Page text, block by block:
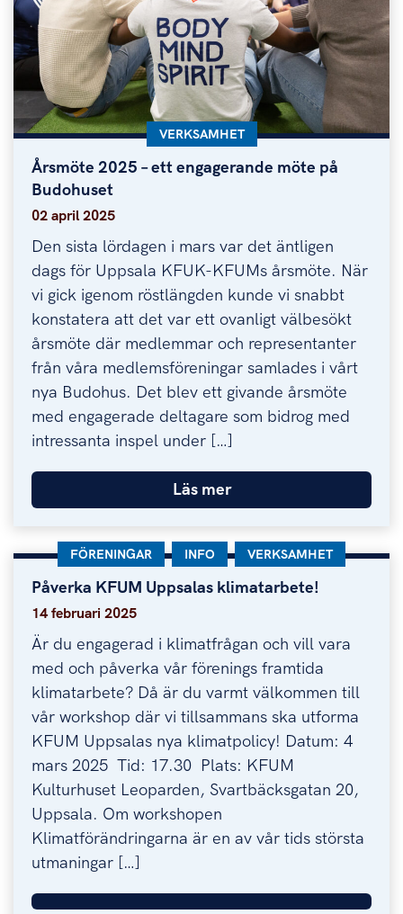
Årsmöte 2025 – ett engagerande möte på
Budohuset
Årsmöte 2025 – ett engagerande möte på
KATEGORI:
VERKSAMHET
02 april 2025
Den sista lördagen i mars var det äntligen
dags för Uppsala KFUK-KFUMs årsmöte. När
vi gick igenom röstlängden kunde vi snabbt
konstatera att det var ett ovanligt välbesökt
årsmöte där medlemmar och representanter
från våra medlemsföreningar samlades i vårt
nya Budohus. Det blev ett givande årsmöte
med engagerade deltagare som bidrog med
intressanta inspel under […]
Läs mer
Påverka KFUM Uppsalas klimatarbete!
Påverka KFUM Uppsalas klimatarbete!
KATEGORI:
FÖRENINGAR KATEGORI:
INFO KATEGORI:
VERKSAMHET
14 februari 2025
Är du engagerad i klimatfrågan och vill vara
med och påverka vår förenings framtida
klimatarbete? Då är du varmt välkommen till
vår workshop där vi tillsammans ska utforma
KFUM Uppsalas nya klimatpolicy! Datum: 4
mars 2025 Tid: 17.30 Plats: KFUM
Kulturhuset Leoparden, Svartbäcksgatan 20,
Uppsala. Om workshopen
Klimatförändringarna är en av vår tids största
utmaningar […]